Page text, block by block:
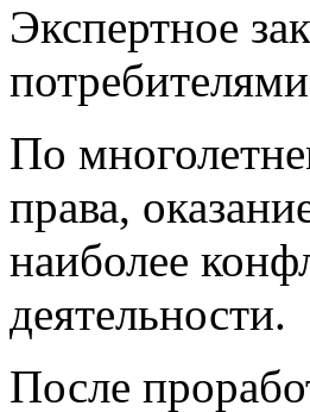
Экспертное
По
права,
наиболее
деятельности.
После